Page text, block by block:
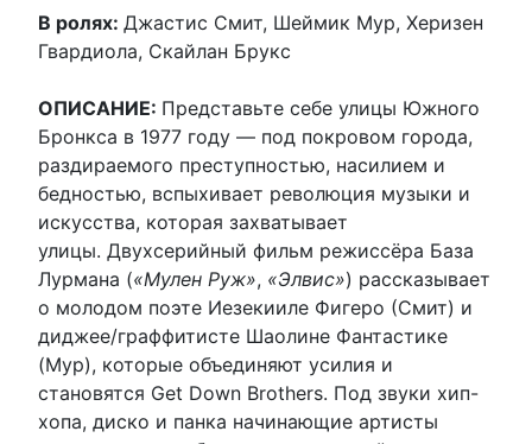
В ролях: Джастис Смит, Шеймик Мур, Херизен
Гвардиола, Скайлан Брукс
ОПИСАНИЕ: Представьте себе улицы Южного
Бронкса в 1977 году — под покровом города,
раздираемого преступностью, насилием и
бедностью, вспыхивает революция музыки и
искусства, которая захватывает
улицы. Двухсерийный фильм режиссёра База
Лурмана («Мулен Руж», «Элвис») рассказывает
о молодом поэте Иезекииле Фигеро (Смит) и
диджее/граффитисте Шаолине Фантастике
(Мур), которые объединяют усилия и
становятся Get Down Brothers. Под звуки хип-
хопа, диско и панка начинающие артисты